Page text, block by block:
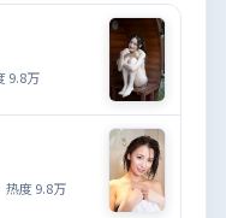
9.8万
热度9.8万